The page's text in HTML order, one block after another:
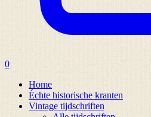
0
Home
Échte historische kranten
Vintage tijdschriften